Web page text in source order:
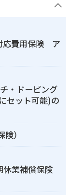
保険 ア
ピング
セット可能)の
）
保険